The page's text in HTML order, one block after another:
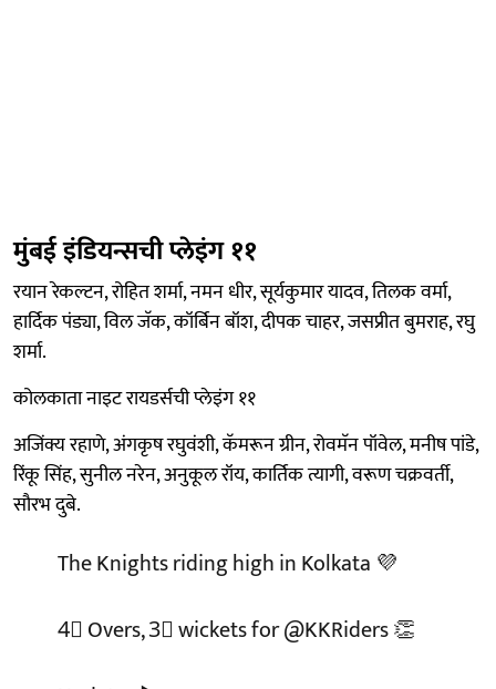
मुंबई इंडियन्सची प्लेइंग ११
रयान रेकल्टन, रोहित शर्मा, नमन धीर, सूर्यकुमार यादव, तिलक वर्मा,
हार्दिक पंड्या, विल जॅक, कॉर्बिन बॉश, दीपक चाहर, जसप्रीत बुमराह, रघु
शर्मा.
कोलकाता नाइट रायडर्सची प्लेइंग ११
अजिंक्य रहाणे, अंगकृष रघुवंशी, कॅमरून ग्रीन, रोवमॅन पॉवेल, मनीष पांडे,
रिंकू सिंह, सुनील नरेन, अनुकूल रॉय, कार्तिक त्यागी, वरूण चक्रवर्ती,
सौरभ दुबे.
The Knights riding high in Kolkata 💜
4⃣ Overs, 3⃣ wickets for@KKRiders👏